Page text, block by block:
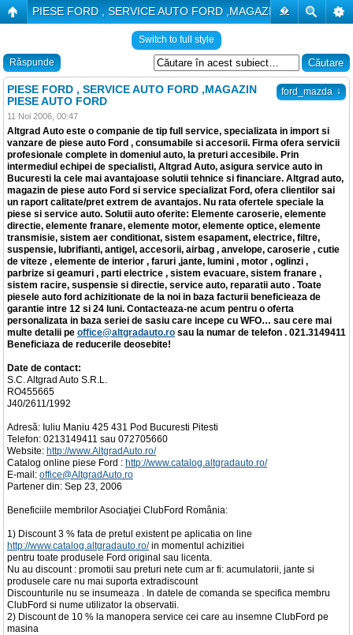
�
PIESE FORD , SERVICE AUTO FORD ,MAGAZIN PIESE AUTO
Switch to full style
Răspunde
ford_mazda ↓
PIESE FORD , SERVICE AUTO FORD ,MAGAZIN
PIESE AUTO FORD
11 Noi 2006, 00:47
Altgrad Auto este o companie de tip full service, specializata in import si
vanzare de piese auto Ford , consumabile si accesorii. Firma ofera servicii
profesionale complete in domeniul auto, la preturi accesibile. Prin
intermediul echipei de specialisti, Altgrad Auto, asigura service auto in
Bucuresti la cele mai avantajoase solutii tehnice si financiare. Altgrad auto,
magazin de piese auto Ford si service specializat Ford, ofera clientilor sai
un raport calitate/pret extrem de avantajos. Nu rata ofertele speciale la
piese si service auto. Solutii auto oferite: Elemente caroserie, elemente
directie, elemente franare, elemente motor, elemente optice, elemente
transmisie, sistem aer conditionat, sistem esapament, electrice, filtre,
suspensie, lubrifianti, antigel, accesorii, airbag , anvelope, caroserie , cutie
de viteze , elemente de interior , faruri ,jante, lumini , motor , oglinzi ,
parbrize si geamuri , parti electrice , sistem evacuare, sistem franare ,
sistem racire, suspensie si directie, service auto, reparatii auto . Toate
piesele auto ford achizitionate de la noi in baza facturii beneficieaza de
garantie intre 12 si 24 luni. Contacteaza-ne acum pentru o oferta
personalizata in baza seriei de sasiu care incepe cu WFO… sau cere mai
multe detalii pe office@altgradauto.ro sau la numar de telefon . 021.3149411
Beneficiaza de reducerile deosebite!
Date de contact:
S.C. Altgrad Auto S.R.L.
RO455665
J40/2611/1992
Adresă: Iuliu Maniu 425 431 Pod Bucuresti Pitesti
Telefon: 0213149411 sau 072705660
Website: http://www.AltgradAuto.ro/
Catalog online piese Ford : http://www.catalog.altgradauto.ro/
E-mail: office@AltgradAuto.ro
Partener din: Sep 23, 2006
Beneficiile membrilor Asociaţiei ClubFord România:
1) Discount 3 % fata de pretul existent pe aplicatia on line
http://www.catalog.altgradauto.ro/in momentul achizitiei
pentru toate produsele Ford original sau licenta.
Nu au discount : promotii sau preturi nete cum ar fi: acumulatorii, jante si
produsele care nu mai suporta extradiscount
Discounturile nu se insumeaza . In datele de comanda se specifica membru
ClubFord si nume utilizator la observatii.
2) Discount de 10 % la manopera service cei care au insemne ClubFord pe
masina